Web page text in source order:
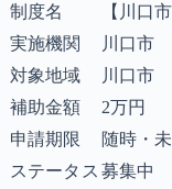
制度名
【川口
実施機関
川口市
対象地域
川口市
補助金額
2万円
申請期限
随時・
ステータス 募集中